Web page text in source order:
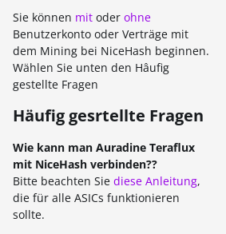
Sie können mit oder ohne
Benutzerkonto oder Verträge mit
dem Mining bei NiceHash beginnen.
Wählen Sie unten den Hâufig
gestellte Fragen
Häufig gesrtellte Fragen
Wie kann man Auradine Teraflux
mit NiceHash verbinden??
Bitte beachten Sie diese Anleitung,
die für alle ASICs funktionieren
sollte.